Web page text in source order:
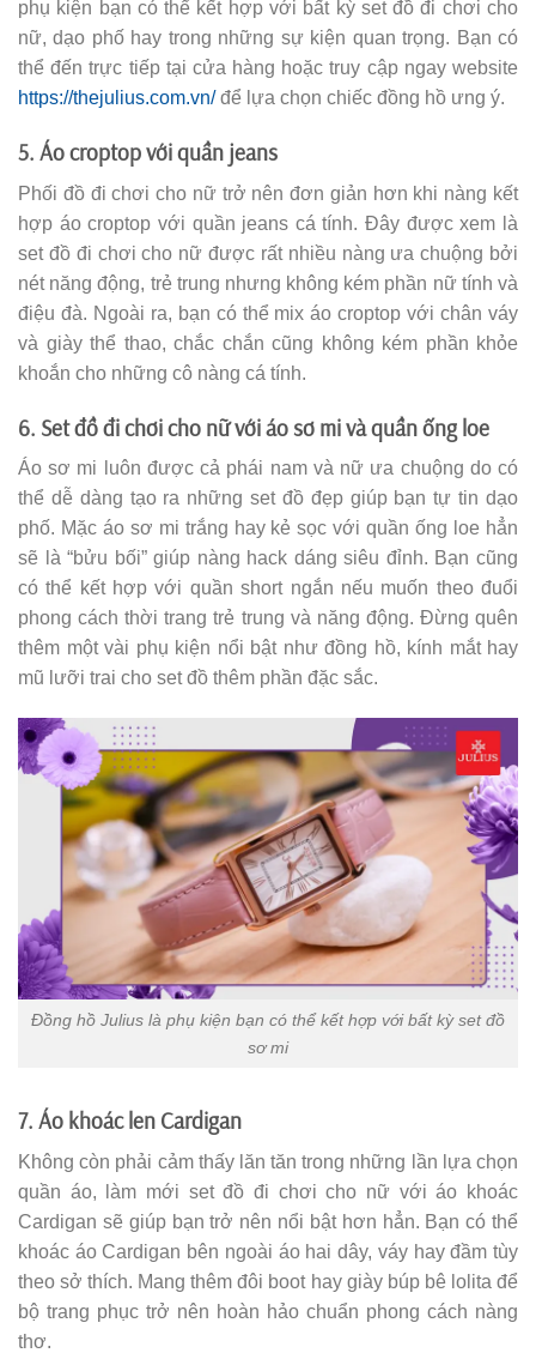
phụ kiện bạn có thể kết hợp với bất kỳ set đồ đi chơi cho
nữ, dạo phố hay trong những sự kiện quan trọng. Bạn có
thể đến trực tiếp tại cửa hàng hoặc truy cập ngay website
https://thejulius.com.vn/để lựa chọn chiếc đồng hồ ưng ý.
5. Áo croptop với quần jeans
Phối đồ đi chơi cho nữ trở nên đơn giản hơn khi nàng kết
hợp áo croptop với quần jeans cá tính. Đây được xem là
set đồ đi chơi cho nữ được rất nhiều nàng ưa chuộng bởi
nét năng động, trẻ trung nhưng không kém phần nữ tính và
điệu đà. Ngoài ra, bạn có thể mix áo croptop với chân váy
và giày thể thao, chắc chắn cũng không kém phần khỏe
khoắn cho những cô nàng cá tính.
6. Set đồ đi chơi cho nữ với áo sơ mi và quần ống loe
Áo sơ mi luôn được cả phái nam và nữ ưa chuộng do có
thể dễ dàng tạo ra những set đồ đẹp giúp bạn tự tin dạo
phố. Mặc áo sơ mi trắng hay kẻ sọc với quần ống loe hẳn
sẽ là “bửu bối” giúp nàng hack dáng siêu đỉnh. Bạn cũng
có thể kết hợp với quần short ngắn nếu muốn theo đuổi
phong cách thời trang trẻ trung và năng động. Đừng quên
thêm một vài phụ kiện nổi bật như đồng hồ, kính mắt hay
mũ lưỡi trai cho set đồ thêm phần đặc sắc.
Đồng hồ Julius là phụ kiện bạn có thể kết hợp với bất kỳ set đồ
sơ mi
7. Áo khoác len Cardigan
Không còn phải cảm thấy lăn tăn trong những lần lựa chọn
quần áo, làm mới set đồ đi chơi cho nữ với áo khoác
Cardigan sẽ giúp bạn trở nên nổi bật hơn hẳn. Bạn có thể
khoác áo Cardigan bên ngoài áo hai dây, váy hay đầm tùy
theo sở thích. Mang thêm đôi boot hay giày búp bê lolita để
bộ trang phục trở nên hoàn hảo chuẩn phong cách nàng
thơ.